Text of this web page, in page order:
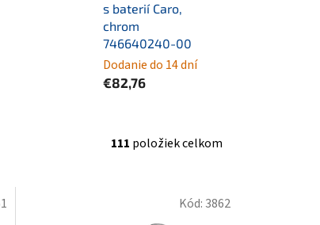
s baterií Caro,
chrom
746640240-00
Dodanie do 14 dní
€82,76
111 položiek celkom
Kód: 3862